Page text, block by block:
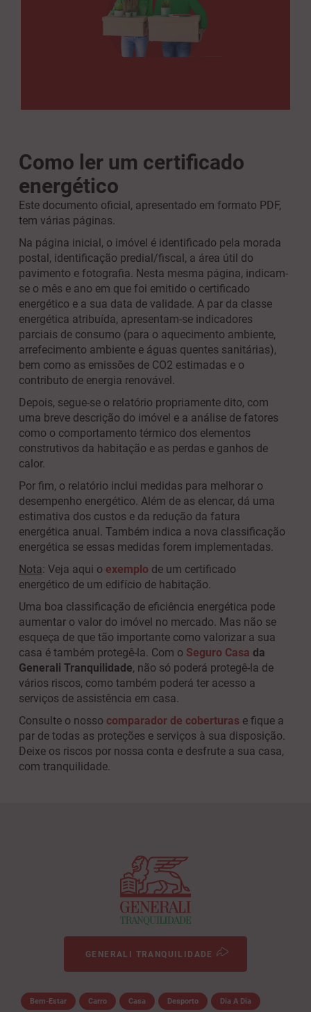
Como ler um certificado
energético
Este documento oficial, apresentado em formato PDF,
tem várias páginas.
Na página inicial, o imóvel é identificado pela morada
postal, identificação predial/fiscal, a área útil do
pavimento e fotografia. Nesta mesma página, indicam-
se o mês e ano em que foi emitido o certificado
energético e a sua data de validade. A par da classe
energética atribuída, apresentam-se indicadores
parciais de consumo (para o aquecimento ambiente,
arrefecimento ambiente e águas quentes sanitárias),
bem como as emissões de CO2 estimadas e o
contributo de energia renovável.
Depois, segue-se o relatório propriamente dito, com
uma breve descrição do imóvel e a análise de fatores
como o comportamento térmico dos elementos
construtivos da habitação e as perdas e ganhos de
calor.
Por fim, o relatório inclui medidas para melhorar o
desempenho energético. Além de as elencar, dá uma
estimativa dos custos e da redução da fatura
energética anual. Também indica a nova classificação
energética se essas medidas forem implementadas.
Nota: Veja aqui o exemplo de um certificado
energético de um edifício de habitação.
Uma boa classificação de eficiência energética pode
aumentar o valor do imóvel no mercado. Mas não se
esqueça de que tão importante como valorizar a sua
casa é também protegê-la. Com o Seguro Casa da
Generali Tranquilidade, não só poderá protegê-la de
vários riscos, como também poderá ter acesso a
serviços de assistência em casa.
Consulte o nosso comparador de coberturas e fique a
par de todas as proteções e serviços à sua disposição.
Deixe os riscos por nossa conta e desfrute a sua casa,
com tranquilidade.
GENERALI TRANQUILIDADE
Bem-Estar Carro Casa Desporto Dia A Dia